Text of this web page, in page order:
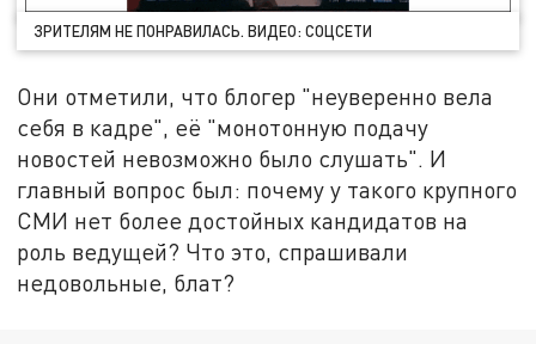
ЗРИТЕЛЯМ НЕ ПОНРАВИЛАСЬ. ВИДЕО: СОЦСЕТИ
Они отметили, что блогер "неуверенно вела
себя в кадре", её "монотонную подачу
новостей невозможно было слушать". И
главный вопрос был: почему у такого крупного
СМИ нет более достойных кандидатов на
роль ведущей? Что это, спрашивали
недовольные, блат?